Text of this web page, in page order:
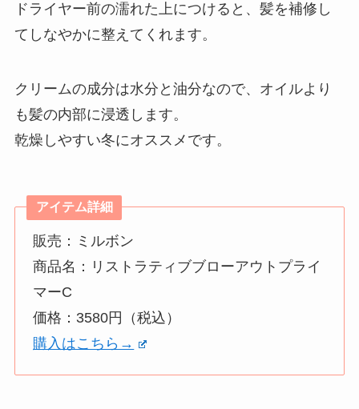
ドライヤー前の濡れた上につけると、髪を補修し
てしなやかに整えてくれます。
クリームの成分は水分と油分なので、オイルより
も髪の内部に浸透します。
乾燥しやすい冬にオススメです。
アイテム詳細
販売：ミルボン
商品名：リストラティブブローアウトプライ
マーC
価格：3580円（税込）
購入はこちら→